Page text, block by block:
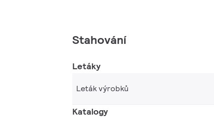
Stahování
Letáky
Leták výrobků
Katalogy